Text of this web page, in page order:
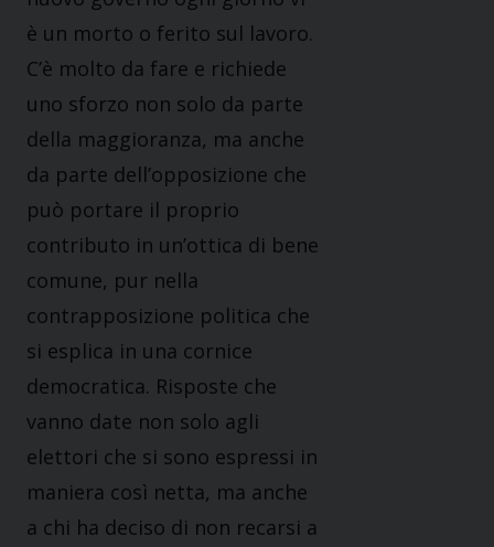
è un morto o ferito sul lavoro.
C’è molto da fare e richiede
uno sforzo non solo da parte
della maggioranza, ma anche
da parte dell’opposizione che
può portare il proprio
contributo in un’ottica di bene
comune, pur nella
contrapposizione politica che
si esplica in una cornice
democratica. Risposte che
vanno date non solo agli
elettori che si sono espressi in
maniera così netta, ma anche
a chi ha deciso di non recarsi a